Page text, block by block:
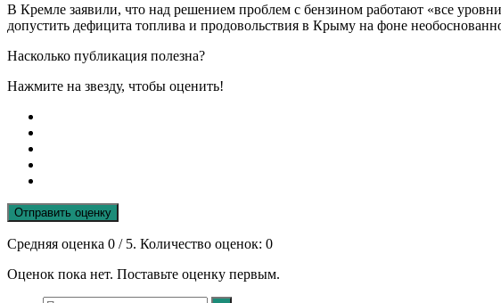
В Кремле заявили, что над решением проблем с бензином работают «все
допустить дефицита топлива и продовольствия в Крыму на фоне
Насколько публикация полезна?
Нажмите на звезду, чтобы оценить!
Отправить оценку
Средняя оценка 0 / 5. Количество оценок: 0
Оценок пока нет. Поставьте оценку первым.